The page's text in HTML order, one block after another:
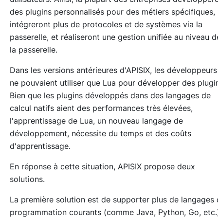
des plugins personnalisés pour des métiers spécifiques,
intégreront plus de protocoles et de systèmes via la
passerelle, et réaliseront une gestion unifiée au niveau
la passerelle.
Dans les versions antérieures d'APISIX, les développeurs
ne pouvaient utiliser que Lua pour développer des
Bien que les plugins développés dans des langages de
calcul natifs aient des performances très élevées,
l'apprentissage de Lua, un nouveau langage de
développement, nécessite du temps et des coûts
d'apprentissage.
En réponse à cette situation, APISIX propose deux
solutions.
La première solution est de supporter plus de langages
programmation courants (comme Java, Python, Go,